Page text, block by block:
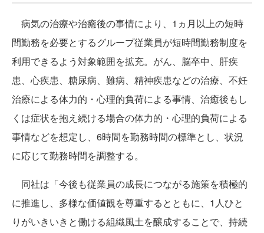
病気の治療や治癒後の事情により、1ヵ月以上の短時
間勤務を必要とするグループ従業員が短時間勤務制度を
利用できるよう対象範囲を拡充。がん、脳卒中、肝疾
患、心疾患、糖尿病、難病、精神疾患などの治療、不妊
治療による体力的・心理的負荷による事情、治癒後もし
くは症状を抱え続ける場合の体力的・心理的負荷による
事情などを想定し、6時間を勤務時間の標準とし、状況
に応じて勤務時間を調整する。
同社は「今後も従業員の成長につながる施策を積極的
に推進し、多様な価値観を尊重するとともに、1人ひと
りがいきいきと働ける組織風土を醸成することで、持続